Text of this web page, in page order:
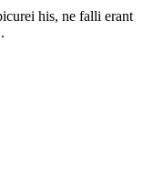
his, ne falli erant